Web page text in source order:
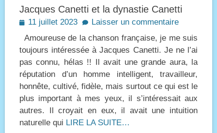
Jacques Canetti et la dynastie Canetti
Posted
11 juillet 2023
Laisser un commentaire
Amoureuse de la chanson française, je me suis
toujours intéressée à Jacques Canetti. Je ne l’ai
pas connu, hélas !! Il avait une grande aura, la
réputation d’un homme intelligent, travailleur,
honnête, cultivé, fidèle, mais surtout ce qui est le
plus important à mes yeux, il s’intéressait aux
autres. Il croyait en eux, il avait une intuition
naturelle qui LIRE LA SUITE…